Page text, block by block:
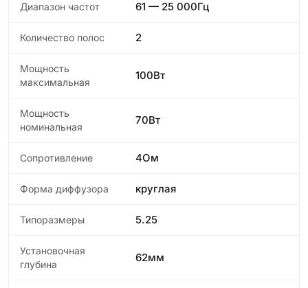
Диапазон частот 61 — 25 000Гц
Количество полос 2
Мощность
максимальная
100Вт
Мощность
номинальная
70Вт
Сопротивление 4Ом
Форма диффузора круглая
Типоразмеры 5.25
Установочная
глубина
62мм